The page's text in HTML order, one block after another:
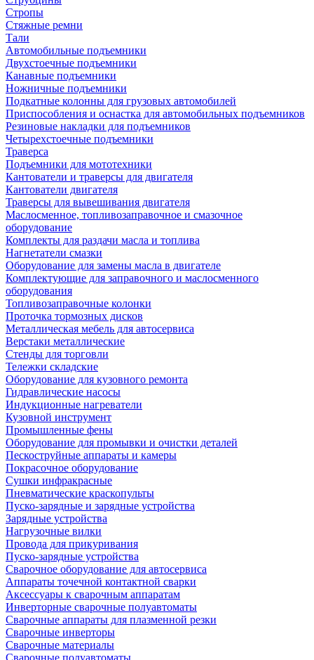
Стропы
Стяжные ремни
Тали
Автомобильные подъемники
Двухстоечные подъемники
Канавные подъемники
Ножничные подъемники
Подкатные колонны для грузовых автомобилей
Приспособления и оснастка для автомобильных подъемников
Резиновые накладки для подъемников
Четырехстоечные подъемники
Траверса
Подъемники для мототехники
Кантователи и траверсы для двигателя
Кантователи двигателя
Траверсы для вывешивания двигателя
Маслосменное, топливозаправочное и смазочное
оборудование
Комплекты для раздачи масла и топлива
Нагнетатели смазки
Оборудование для замены масла в двигателе
Комплектующие для заправочного и маслосменного
оборудования
Топливозаправочные колонки
Проточка тормозных дисков
Металлическая мебель для автосервиса
Верстаки металлические
Стенды для торговли
Тележки складские
Оборудование для кузовного ремонта
Гидравлические насосы
Индукционные нагреватели
Кузовной инструмент
Промышленные фены
Оборудование для промывки и очистки деталей
Пескоструйные аппараты и камеры
Покрасочное оборудование
Сушки инфракрасные
Пневматические краскопульты
Пуско-зарядные и зарядные устройства
Зарядные устройства
Нагрузочные вилки
Провода для прикуривания
Пуско-зарядные устройства
Сварочное оборудование для автосервиса
Аппараты точечной контактной сварки
Аксессуары к сварочным аппаратам
Инверторные сварочные полуавтоматы
Сварочные аппараты для плазменной резки
Сварочные инверторы
Сварочные материалы
Сварочные полуавтоматы